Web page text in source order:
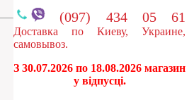
(097) 434 05 61
Доставка по Киеву, Украине,
самовывоз.
З 30.07.2026 по 18.08.2026 магазин
у відпусці.